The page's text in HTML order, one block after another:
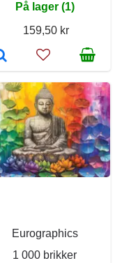
På lager (1)
159,50 kr
Eurographics
1 000 brikker